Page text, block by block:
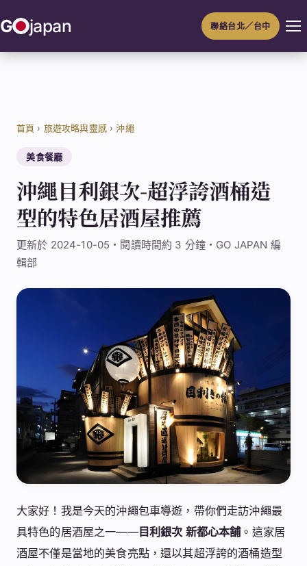
至
G japan 聯絡台北／台中
首頁 › 旅遊攻略與靈感›沖繩
美食餐廳
沖繩目利銀次-超浮誇酒桶造
型的特色居酒屋推薦
更新於 2024-10-05・閱讀時間約 3 分鐘・GO JAPAN 編
輯部
大家好！我是今天的沖繩包車導遊，帶你們走訪沖繩最
具特色的居酒屋之一——目利銀次 新都心本舗。這家居
酒屋不僅是當地的美食亮點，還以其超浮誇的酒桶造型